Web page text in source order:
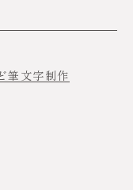
筆文字制作